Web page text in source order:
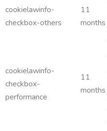
cookielawinfo-
checkbox-others
11
months
cookielawinfo-
checkbox-
performance
11
months